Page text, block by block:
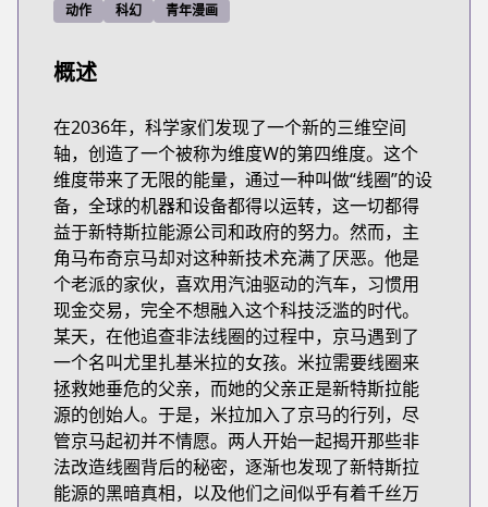
动作 科幻 青年漫画
概述
在2036年，科学家们发现了一个新的三维空间
轴，创造了一个被称为维度W的第四维度。这个
维度带来了无限的能量，通过一种叫做“线圈”的设
备，全球的机器和设备都得以运转，这一切都得
益于新特斯拉能源公司和政府的努力。然而，主
角马布奇京马却对这种新技术充满了厌恶。他是
个老派的家伙，喜欢用汽油驱动的汽车，习惯用
现金交易，完全不想融入这个科技泛滥的时代。
某天，在他追查非法线圈的过程中，京马遇到了
一个名叫尤里扎基米拉的女孩。米拉需要线圈来
拯救她垂危的父亲，而她的父亲正是新特斯拉能
源的创始人。于是，米拉加入了京马的行列，尽
管京马起初并不情愿。两人开始一起揭开那些非
法改造线圈背后的秘密，逐渐也发现了新特斯拉
能源的黑暗真相，以及他们之间似乎有着千丝万